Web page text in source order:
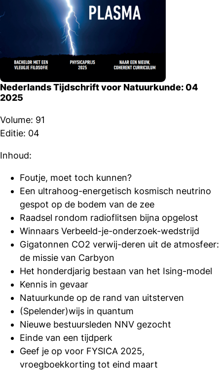
Nederlands Tijdschrift voor Natuurkunde: 04
2025
Volume: 91
Editie: 04
Inhoud:
Foutje, moet toch kunnen?
Een ultrahoog-energetisch kosmisch neutrino
gespot op de bodem van de zee
Raadsel rondom radioflitsen bijna opgelost
Winnaars Verbeeld-je-onderzoek-wedstrijd
Gigatonnen CO2 verwij-deren uit de atmosfeer:
de missie van Carbyon
Het honderdjarig bestaan van het Ising-model
Kennis in gevaar
Natuurkunde op de rand van uitsterven
(Spelender)wijs in quantum
Nieuwe bestuursleden NNV gezocht
Einde van een tijdperk
Geef je op voor FYSICA 2025,
vroegboekkorting tot eind maart